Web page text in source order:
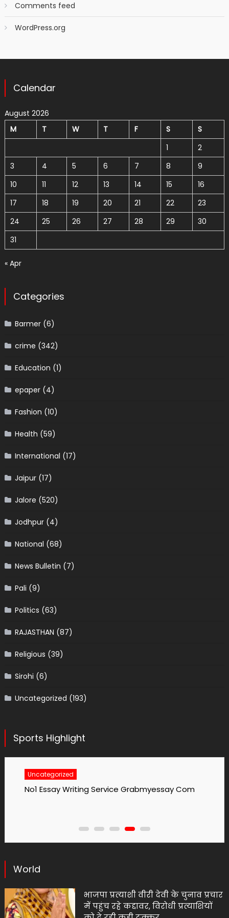
Comments feed
WordPress.org
Calendar
August 2026
M
T W T F S
S
1
2
3
4 5 6 7 8
9
10
11 12 13 14 15
16
17
18 19 20 21 22
23
24
25 26 27 28 29
30
31
« Apr
Categories
Barmer(6)
crime (342)
Education (1)
epaper(4)
Fashion (10)
Health (59)
International (17)
Jaipur(17)
Jalore (520)
Jodhpur(4)
National (68)
News Bulletin (7)
Pali (9)
Politics (63)
RAJASTHAN (87)
Religious (39)
Sirohi (6)
Uncategorized (193)
Sports Highlight
Uncategorized
No1 Essay Writing Service Grabmyessay Com
World
भाजपा प्रत्याशी वीरी देवी के चुनाव प्रचार
में पहुंच रहे कद्दावर, विरोधी प्रत्याशियों